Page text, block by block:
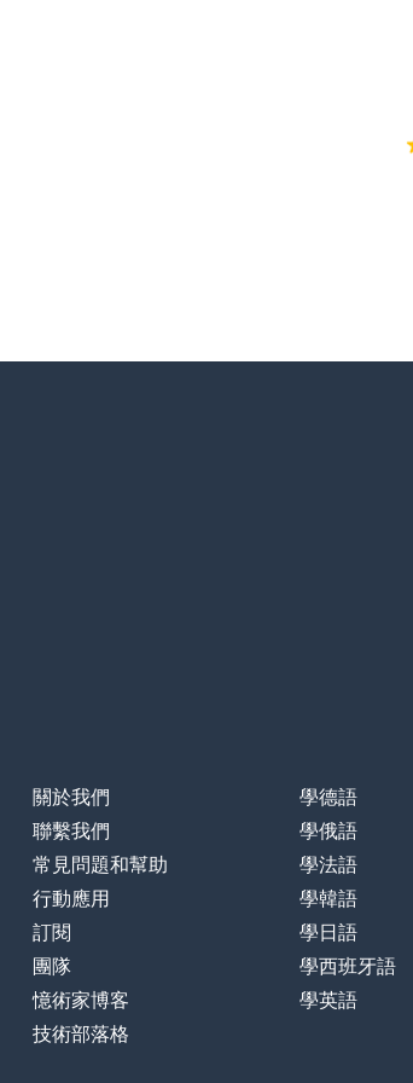
關於我們
聯繫我們
常見問題和幫助
行動應用
訂閱
團隊
憶術家博客
技術部落格
學德語
學俄語
學法語
學韓語
學日語
學西班牙語
學英語